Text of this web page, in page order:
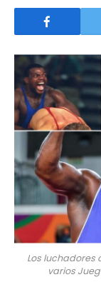
Los luchadores
varios